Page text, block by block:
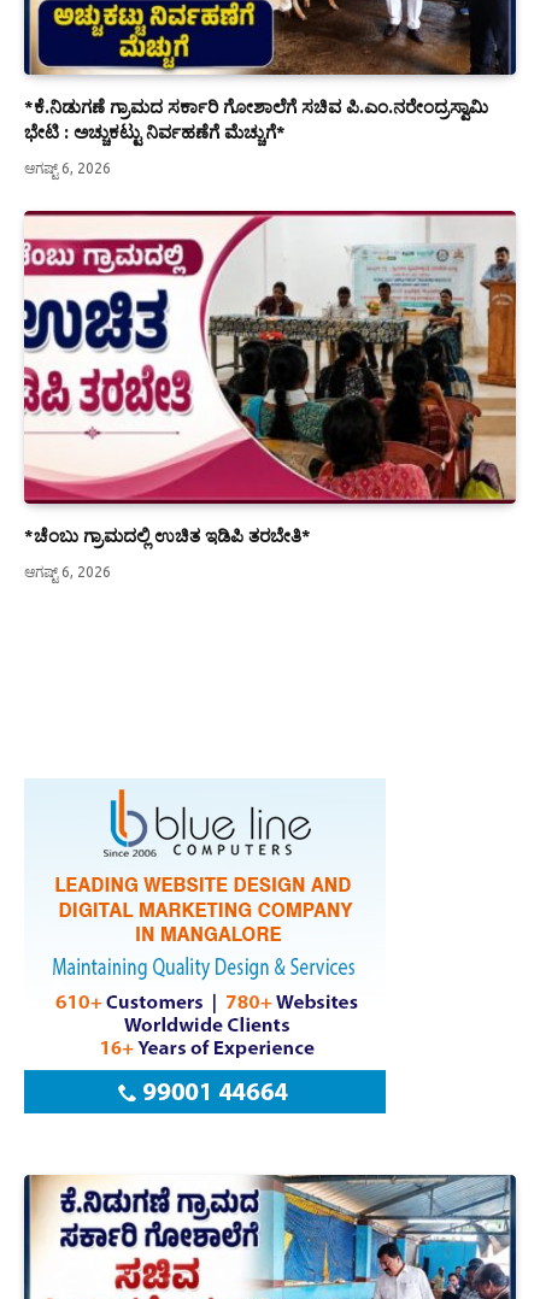
*ಕೆ.ನಿಡುಗಣೆ ಗ್ರಾಮದ ಸರ್ಕಾರಿ ಗೋಶಾಲೆಗೆ ಸಚಿವ ಪಿ.ಎಂ.ನರೇಂದ್ರಸ್ವಾಮಿ
ಭೇಟಿ : ಅಚ್ಚುಕಟ್ಟು ನಿರ್ವಹಣೆಗೆ ಮೆಚ್ಚುಗೆ*
ಆಗಷ್ಟ್ 6, 2026
*ಚೆಂಬು ಗ್ರಾಮದಲ್ಲಿ ಉಚಿತ ಇಡಿಪಿ ತರಬೇತಿ*
ಆಗಷ್ಟ್ 6, 2026